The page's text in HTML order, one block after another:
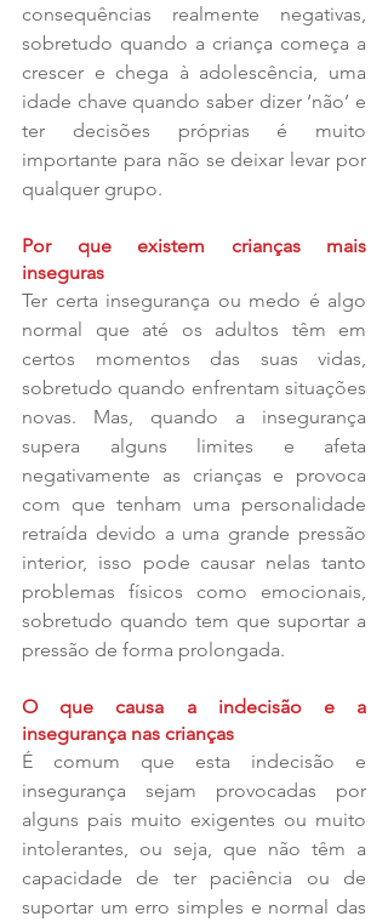
consequências realmente negativas,
sobretudo quando a criança começa a
crescer e chega à adolescência, uma
idade chave quando saber dizer ‘não’ e
ter decisões próprias é muito
importante para não se deixar levar por
qualquer grupo.
Por que existem crianças mais
inseguras
Ter certa insegurança ou medo é algo
normal que até os adultos têm em
certos momentos das suas vidas,
sobretudo quando enfrentam situações
novas. Mas, quando a insegurança
supera alguns limites e afeta
negativamente as crianças e provoca
com que tenham uma personalidade
retraída devido a uma grande pressão
interior, isso pode causar nelas tanto
problemas físicos como emocionais,
sobretudo quando tem que suportar a
pressão de forma prolongada.
O que causa a indecisão e a
insegurança nas crianças
É comum que esta indecisão e
insegurança sejam provocadas por
alguns pais muito exigentes ou muito
intolerantes, ou seja, que não têm a
capacidade de ter paciência ou de
suportar um erro simples e normal das